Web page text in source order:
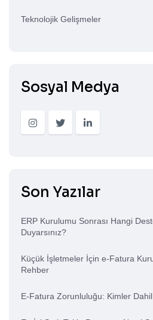
Teknolojik Gelişmeler
Sosyal Medya
Son Yazılar
ERP Kurulumu Sonrası Hangi
Duyarsınız?
Küçük İşletmeler İçin e-Fatura
Rehber
E-Fatura Zorunluluğu: Kimler